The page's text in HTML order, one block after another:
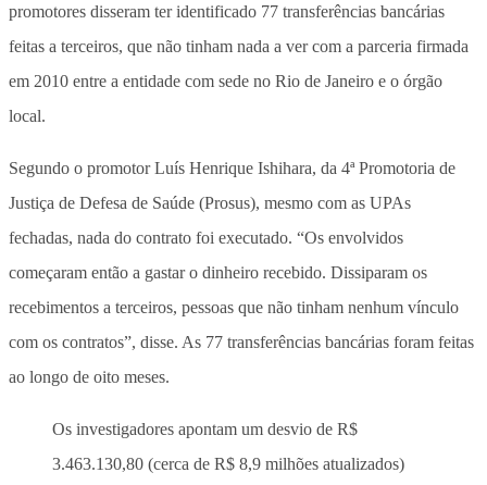
promotores disseram ter identificado 77 transferências bancárias
feitas a terceiros, que não tinham nada a ver com a parceria firmada
em 2010 entre a entidade com sede no Rio de Janeiro e o órgão
local.
Segundo o promotor Luís Henrique Ishihara, da 4ª Promotoria de
Justiça de Defesa de Saúde (Prosus), mesmo com as UPAs
fechadas, nada do contrato foi executado. “Os envolvidos
começaram então a gastar o dinheiro recebido. Dissiparam os
recebimentos a terceiros, pessoas que não tinham nenhum vínculo
com os contratos”, disse. As 77 transferências bancárias foram feitas
ao longo de oito meses.
Os investigadores apontam um desvio de R$
3.463.130,80 (cerca de R$ 8,9 milhões atualizados)